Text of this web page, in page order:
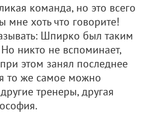
команда, но это всего
мне хоть что говорите!
Шпирко был таким
никто не вспоминает,
этом занял последнее
то же самое можно
тренеры, другая